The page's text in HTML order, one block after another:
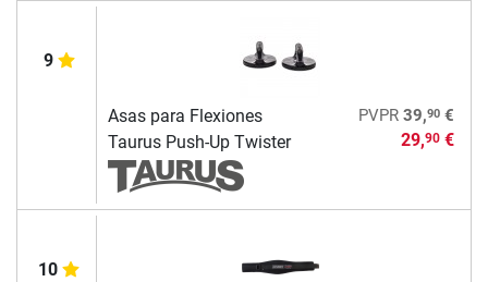
9
Asas para Flexiones
Taurus Push-Up Twister
PVPR 39,90€
29,90€
10